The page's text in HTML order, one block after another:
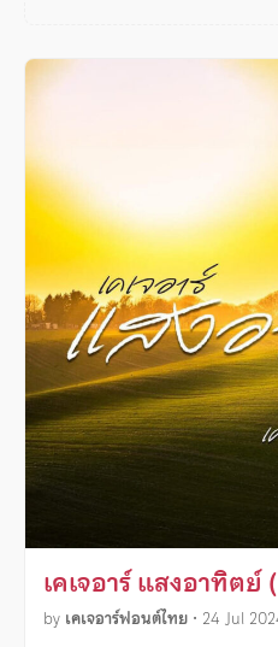
เคเจอาร์ แสงอาทิตย์
by เคเจอาร์ฟอนต์ไทย • 24 Jul